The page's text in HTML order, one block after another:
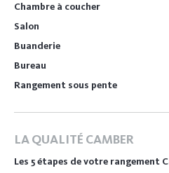
Chambre à coucher
Salon
Buanderie
Bureau
Rangement sous pente
LA QUALITÉ CAMBER
Les 5 étapes de votre rangement